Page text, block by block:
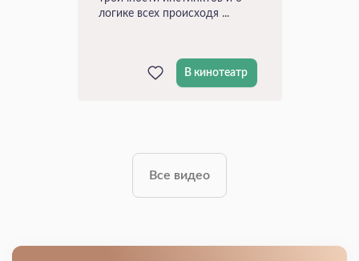
логике всех происходя ...
В кинотеатр
Все видео